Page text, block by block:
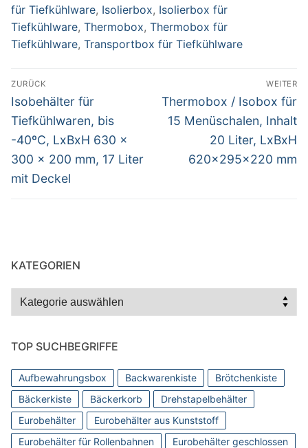
für Tiefkühlware, Isolierbox, Isolierbox für
Tiefkühlware, Thermobox, Thermobox für
Tiefkühlware, Transportbox für Tiefkühlware
Beitragsnavigation
ZURÜCK
Vorheriger
Beitrag:
Isobehälter für
Tiefkühlwaren, bis
-40ºC, LxBxH 630 x
300 x 200 mm, 17 Liter
mit Deckel
WEITER
Nächster
Beitrag:
Thermobox / Isobox für
15 Menüschalen, Inhalt
20 Liter, LxBxH
620x295x220 mm
KATEGORIEN
Kategorien
TOP SUCHBEGRIFFE
Aufbewahrungsbox Backwarenkiste
Brötchenkiste
Bäckerkiste
Bäckerkorb
Drehstapelbehälter
Eurobehälter
Eurobehälter aus Kunststoff
Eurobehälter für Rollenbahnen
Eurobehälter geschlossen